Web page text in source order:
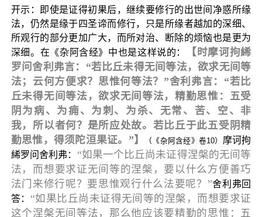
开示：即使是证得初果后，继续要修行的出世间净惑所缘
法，仍然是缘于四圣谛而修行，只是所缘者越加的深细、
所观行的部分更加广大，而所对治、断除的烦恼也是更为
深细。在《杂阿含经》中也是这样说的：
【时摩诃拘絺
罗问舍利弗言：“若比丘未得无间等法，欲求无间等
法；云何方便求？思惟何等法？”舍利弗言：“若比
丘未得无间等法，欲求无间等法，精勤思惟：五受
阴为病、为痈、为刺、为杀、无常、苦、空、非
我，所以者何？是所应处故。若比丘于此五受阴精
勤思惟，得须陀洹果证。”】
（《杂阿含经》卷10） 摩诃拘
絺罗问舍利弗： “如果一个比丘尚未证得涅槃的无间等
法，而想要求证无间等的涅槃，要以什么方便善巧
法门来修行呢？要思惟观行什么法要呢？”舍利弗回
答： “如果比丘尚未证得无间等的涅槃，而想要求证
这个涅槃无间等法，那么他应该要精勤的思惟：五